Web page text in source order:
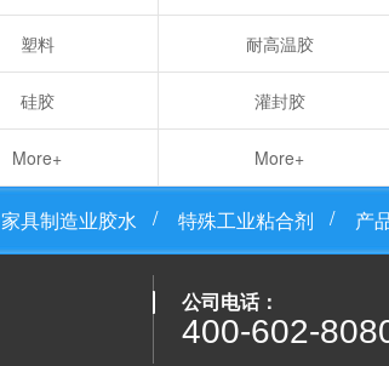
塑料
硅胶
More+
耐高温胶
灌封胶
More+
家具制造业胶水 特殊工业粘合剂 产
公司电话：
400-602-